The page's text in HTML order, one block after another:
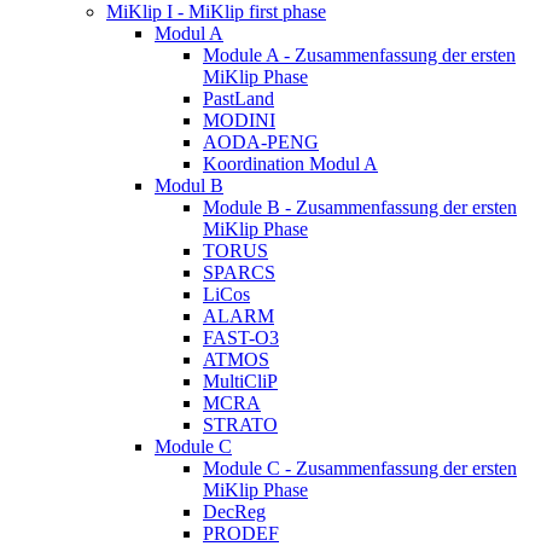
MiKlip I - MiKlip first phase
Modul A
Module A - Zusammenfassung der ersten
MiKlip Phase
PastLand
MODINI
AODA-PENG
Koordination Modul A
Modul B
Module B - Zusammenfassung der ersten
MiKlip Phase
TORUS
SPARCS
LiCos
ALARM
FAST-O3
ATMOS
MultiCliP
MCRA
STRATO
Module C
Module C - Zusammenfassung der ersten
MiKlip Phase
DecReg
PRODEF